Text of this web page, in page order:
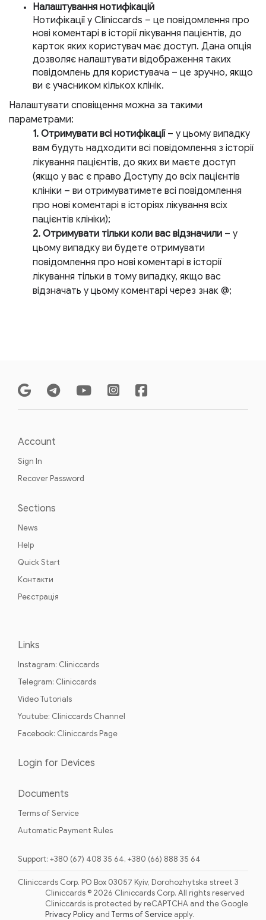
Налаштування нотифікацій
Нотифікації у Cliniccards – це повідомлення про
нові коментарі в історії лікування пацієнтів, до
карток яких користувач має доступ. Дана опція
дозволяє налаштувати відображення таких
повідомлень для користувача – це зручно, якщо
ви є учасником кількох клінік.
Налаштувати сповіщення можна за такими
параметрами:
1. Отримувати всі нотифікації – у цьому випадку
вам будуть надходити всі повідомлення з історії
лікування пацієнтів, до яких ви маєте доступ
(якщо у вас є право Доступу до всіх пацієнтів
клініки – ви отримуватимете всі повідомлення
про нові коментарі в історіях лікування всіх
пацієнтів клініки);
2. Отримувати тільки коли вас відзначили – у
цьому випадку ви будете отримувати
повідомлення про нові коментарі в історії
лікування тільки в тому випадку, якщо вас
відзначать у цьому коментарі через знак @;
Account
Sign In
Recover Password
Sections
News
Help
Quick Start
Контакти
Реєстрація
Links
Instagram: Cliniccards
Telegram: Cliniccards
Video Tutorials
Youtube: Cliniccards Channel
Facebook: Cliniccards Page
Login for Devices
Documents
Terms of Service
Automatic Payment Rules
Support: +380 (67) 408 35 64, +380 (66) 888 35 64
Cliniccards Corp. PO Box 03057 Kyiv, Dorohozhytska street 3
Cliniccards © 2026 Cliniccards Corp. All rights reserved
Cliniccards is protected by reCAPTCHA and the Google
Privacy Policy and Terms of Service apply.